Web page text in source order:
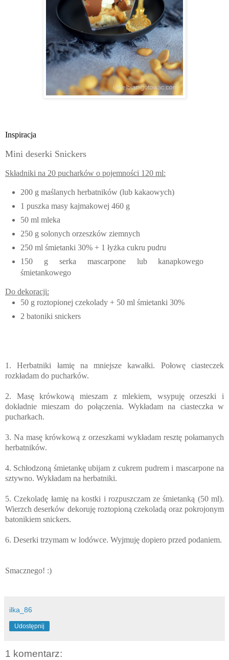
Inspiracja
Mini deserki Snickers
Składniki na 20 pucharków o pojemności 120 ml:
200 g maślanych herbatników (lub kakaowych)
1 puszka masy kajmakowej 460 g
50 ml mleka
250 g solonych orzeszków ziemnych
250 ml śmietanki 30% + 1 łyżka cukru pudru
150 g serka mascarpone lub kanapkowego
śmietankowego
Do dekoracji:
50 g roztopionej czekolady + 50 ml śmietanki 30%
2 batoniki snickers
1. Herbatniki łamię na mniejsze kawałki. Połowę ciasteczek
rozkładam do pucharków.
2. Masę krówkową mieszam z mlekiem, wsypuję orzeszki i
dokładnie mieszam do połączenia. Wykładam na ciasteczka w
pucharkach.
3. Na masę krówkową z orzeszkami wykładam resztę połamanych
herbatników.
4. Schłodzoną śmietankę ubijam z cukrem pudrem i mascarpone na
sztywno. Wykładam na herbatniki.
5. Czekoladę łamię na kostki i rozpuszczam ze śmietanką (50 ml).
Wierzch deserków dekoruję roztopioną czekoladą oraz pokrojonym
batonikiem snickers.
6. Deserki trzymam w lodówce. Wyjmuję dopiero przed podaniem.
Smacznego! :)
ilka_86
Udostępnij
1 komentarz: